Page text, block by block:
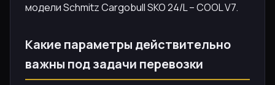
модели Schmitz Cargobull SKO 24/L – COOL V7.
Какие параметры действительно
важны под задачи перевозки